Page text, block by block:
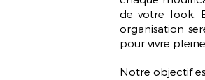
de votre look.
organisation
pour vivre
Notre objectif